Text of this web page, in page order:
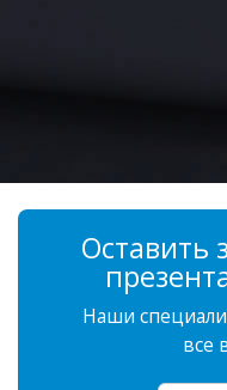
Оставить
Наши
все